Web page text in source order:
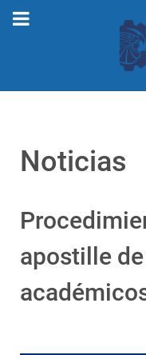
Noticias
apostille